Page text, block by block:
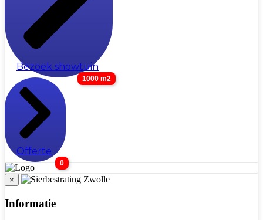
Bezoek showtuin
1000 m2
Offerte
0
×
Informatie